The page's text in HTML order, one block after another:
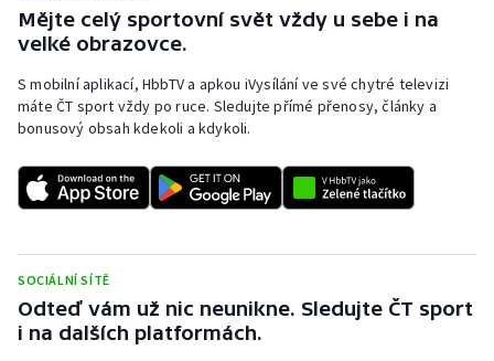
Rychlostní kanoistika
Sportovní střelba
Stolní tenis
Veslování
Vodní slalom
Mějte celý sportovní svět vždy u sebe i na
velké obrazovce.
S mobilní aplikací, HbbTV a apkou iVysílání ve své chytré televizi
máte ČT sport vždy po ruce. Sledujte přímé přenosy, články a
bonusový obsah kdekoli a kdykoli.
SOCIÁLNÍ SÍTĚ
Odteď vám už nic neunikne. Sledujte ČT sport
i na dalších platformách.